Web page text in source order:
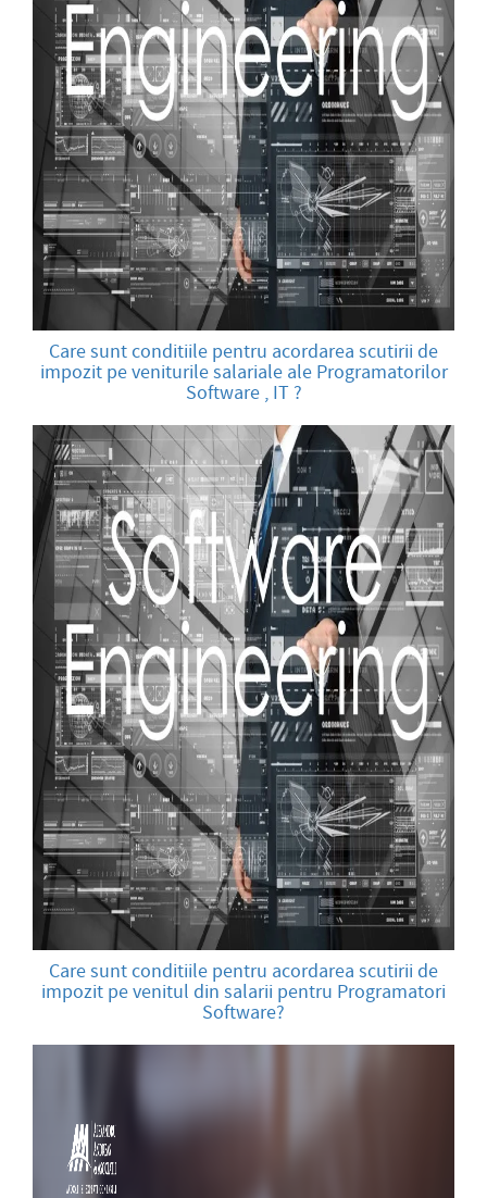
Care sunt conditiile pentru acordarea scutirii de
impozit pe veniturile salariale ale Programatorilor
Software , IT ?
Care sunt conditiile pentru acordarea scutirii de
impozit pe venitul din salarii pentru Programatori
Software?